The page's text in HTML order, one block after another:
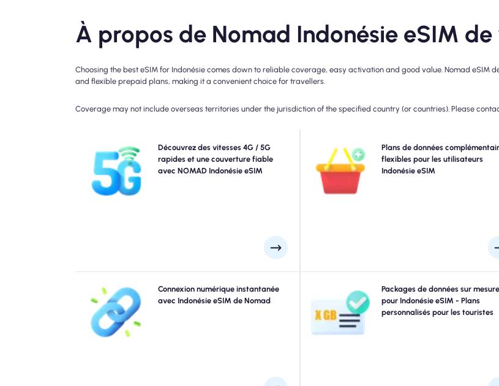
À propos de Nomad Indonésie eSIM
Choosing the best eSIM for Indonésie comes down to reliable coverage, easy activation and good value. Nomad
and flexible prepaid plans, making it a convenient choice for travellers.
Coverage may not include overseas territories under the jurisdiction of the specified country (or countries). Please
Découvrez des vitesses 4G / 5G
rapides et une couverture fiable
avec NOMAD Indonésie eSIM
Découvrez la connectivité 4G avec le forfait eSIM 5G,
4G. Veuillez vérifier les détails de votre plan pour la
disponibilité et la vitesse spécifiques du réseau, car la
couverture peut varier selon l'emplacement et l'heure de
Plans de données
flexibles pour les utilisateurs
Indonésie eSIM
Besoin de plus de données ou étendant votre
Achetez simplement un module complémentaire à
Indonésie eSIM pour continuer à profiter
connectivité 5G / 4G transparente. Lorsque votre
initial expire, votre module complémentaire
Connexion numérique instantanée
avec Indonésie eSIM de Nomad
Sautez les files d'attente et oubliez les sims physiques.
Activez instantanément votre nomade Indonésie eSIM à
partir de votre appareil pour une connectivité 4G / 5G
rapide. Obtenez en ligne le moment où vous arrivez à
Packages de données sur mesure
pour Indonésie eSIM - Plans
personnalisés pour les touristes
Voyager à Jakarta, Bali, Yogyakarta ou n'importe
dans Indonésie? Choisissez parmi nos packages
données Indonésie conçus pour répondre à tous
besoins, avec une connectivité 4G / 5G
Quelques-uns de nos eSIMS nécessitent une